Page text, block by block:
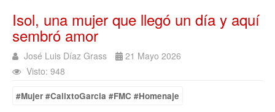
Isol, una mujer que llegó un día y aquí
sembró amor
José Luis Díaz Grass
21 Mayo 2026
Visto: 948
#Mujer #CalixtoGarcia #FMC #Homenaje